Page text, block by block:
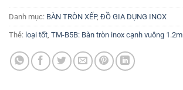
Danh mục: BÀN TRÒN XẾP, ĐỒ GIA DỤNG INOX
Thẻ: loại tốt, TM-B5B: Bàn tròn inox cạnh vuông 1.2m